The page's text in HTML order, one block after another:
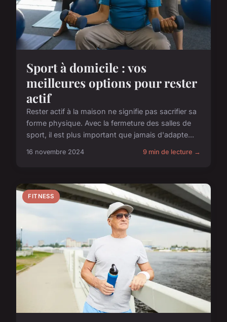
Sport à domicile : vos
meilleures options pour rester
actif
Rester actif à la maison ne signifie pas sacrifier sa
forme physique. Avec la fermeture des salles de
sport, il est plus important que jamais d'adapte...
16 novembre 2024 9 min de lecture →
FITNESS